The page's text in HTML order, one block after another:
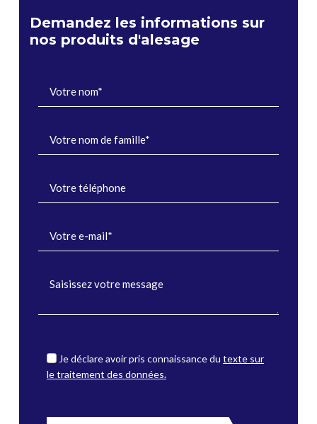
Demandez les informations sur
nos produits d'alesage
Je déclare avoir pris connaissance du texte sur
le traitement des données.